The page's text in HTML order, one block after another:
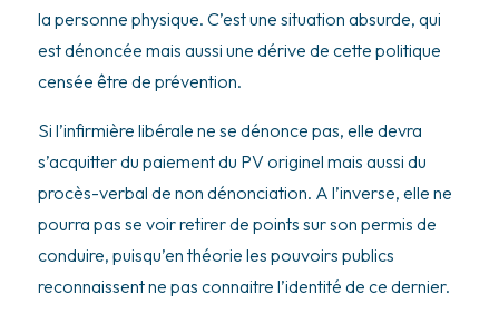
la personne physique. C’est une situation absurde, qui
est dénoncée mais aussi une dérive de cette politique
censée être de prévention.
Si l’infirmière libérale ne se dénonce pas, elle devra
s’acquitter du paiement du PV originel mais aussi du
procès-verbal de non dénonciation. A l’inverse, elle ne
pourra pas se voir retirer de points sur son permis de
conduire, puisqu’en théorie les pouvoirs publics
reconnaissent ne pas connaitre l’identité de ce dernier.